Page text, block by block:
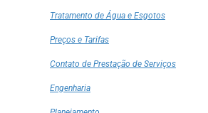
Tratamento de Água e Esgotos
Preços e Tarifas
Contato de Prestação de Serviços
Engenharia